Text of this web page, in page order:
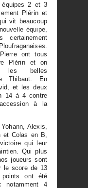
2 et 3
Plérin et
vit beaucoup
équipe,
ont tous
Plérin et on
les belles
Thibaut. En
et les deux
14 à 4 contre
à la
Alexis,
et Colas en B,
qui leur
Qui plus
joueurs sont
le score de 13
ont été
notamment 4